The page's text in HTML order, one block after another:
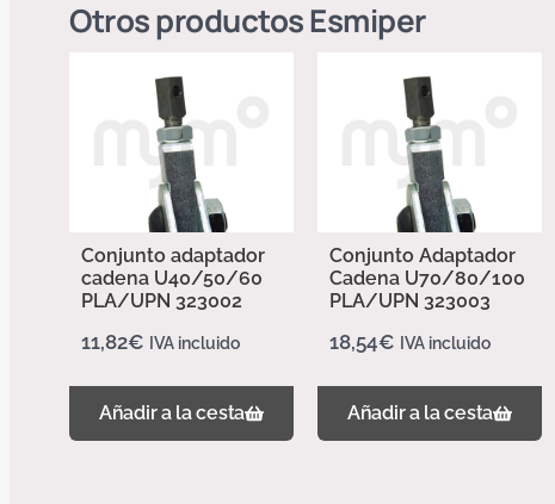
Otros productosEsmiper
Conjunto adaptador
cadena U40/50/60
PLA/UPN 323002
11,82€ IVA incluido
Añadir a la cesta
Conjunto Adaptador
Cadena U70/80/100
PLA/UPN 323003
18,54€ IVA incluido
Añadir a la cesta